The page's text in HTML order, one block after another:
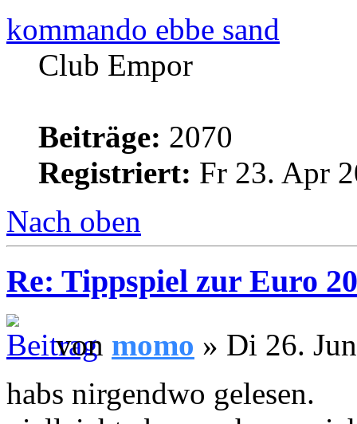
kommando ebbe sand
Club Empor
Beiträge: 2070
Registriert: Fr 23. Apr
Nach oben
Re: Tippspiel zur Euro
von momo » Di 26.
habs nirgendwo gelesen.